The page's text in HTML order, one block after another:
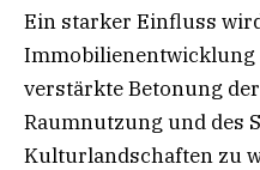
Ein starker Einfluss
verstärkte Betonung
Raumnutzung und des
Kulturlandschaften zu